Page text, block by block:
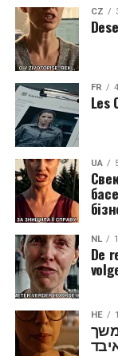
CZ
FR
Les
UA
NL
De
HE